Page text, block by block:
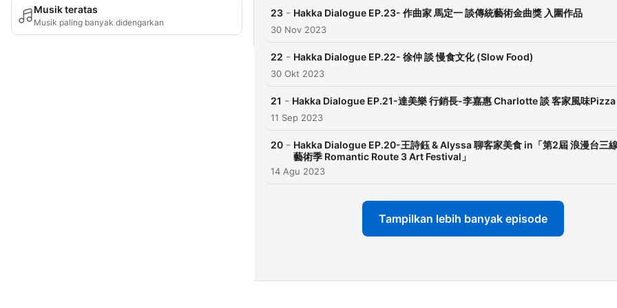
Musik teratas
Musik paling banyak didengarkan
23 - Hakka Dialogue EP.23- 作曲家 馬定一 談傳統藝術金曲獎 入圍作品
30 Nov 2023
22 - Hakka Dialogue EP.22- 徐仲 談 慢食文化 (Slow Food)
30 Okt 2023
21 - Hakka Dialogue EP.21-達美樂 行銷長-李嘉惠 Charlotte 談 客家風味Pizza
11 Sep 2023
20 - Hakka Dialogue EP.20-王詩鈺 & Alyssa 聊客家美食 in「第2屆 浪漫台三
藝術季 Romantic Route 3 Art Festival」
14 Agu 2023
Tampilkan lebih banyak episode